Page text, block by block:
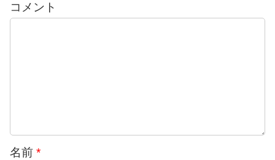
コメント
名前 *